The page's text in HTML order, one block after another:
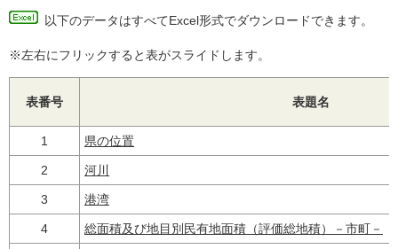
以下のデータはすべてExcel形式でダウンロードできます。
※左右にフリックすると表がスライドします。
表番号 表題名
1 県の位置
2 河川
3 港湾
4 総面積及び地目別民有地面積（評価総地積）－市町－